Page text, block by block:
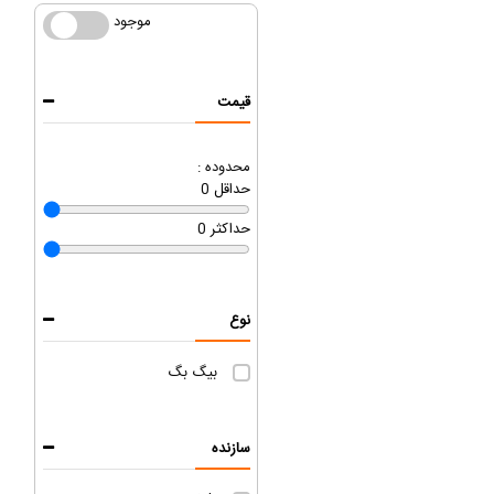
موجود موجود
قیمت
محدوده :
0 حداقل
0 حداکثر
نوع
بیگ بگ
سازنده